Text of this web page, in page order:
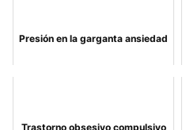
Presión en la garganta ansiedad
Trastorno obsesivo compulsivo